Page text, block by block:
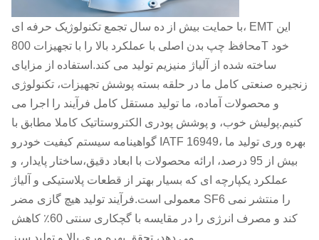
با حمایت بیش از ده سال تجمع تکنولوژیک حرفه ای، EMT این
محافظ چپ بدن اصلی با عملکرد بالا را با تجهیزات 800T خود
ساخته شده از آلیاژ منیزیم تولید می کند.استفاده از مزایای
زنجیره صنعتی کامل ما در حلقه بسته پوشش تجهیزات، تکنولوژی
و محصولات آماده، ما تولید مستقل کامل فرآیند را اجرا می
کنیم.پولیش خوب، و پوشش پودری الکتروستاتیک کاملا مطابق با
گواهینامه سیستم کیفیت خودرو IATF 16949، بهره وری تولید ما
بیش از 95 درصد، ارائه محصولات با ابعاد دقیق،ساختار پایدار، و
عملکرد یکپارچه ای که بسیار بهتر از قطعات پلاستیکی و آلیاژ
معمولی است.فرآیند تولید هیچ گازی مضر SF6 را منتشر نمی
کند و مصرف انرژی را در مقایسه با گچکاری سنتی 60٪ کاهش